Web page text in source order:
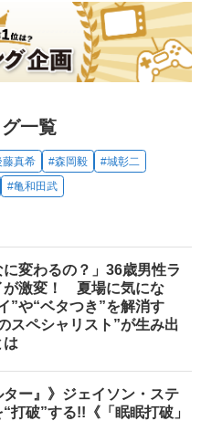
一覧
藤真希 #森岡毅
#城彰二
#亀和田武
に変わるの？」36歳男性ラ
が激変！ 夏場に気にな
”や“ベタつき”を解消す
スペシャリスト”が生み出
は
ター』》ジェイソン・ステ
打破”する!!《「眠眠打破」